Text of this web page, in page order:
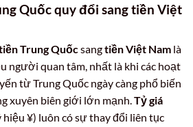
Quốc quy đổi sang tiền Việt
Trung Quốcsangtiền Việt Nam là
người quan tâm, nhất là khi các hoạt
từ Trung Quốc ngày càng phổ biến
xuyên biên giới lớn mạnh.Tỷ giá
hiệu ¥) luôn có sự thay đổi liên tục